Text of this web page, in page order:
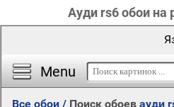
Ауди rs6 обои на
Menu
Все обои / Поиск обоев ауди